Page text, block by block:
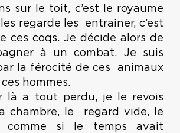
sur le toit, c’est le royaume
regarde les entrainer, c’est
ces coqs. Je décide alors de
à un combat. Je suis
la férocité de ces animaux
hommes.
là a tout perdu, je le revois
chambre, le regard vide, le
comme si le temps avait